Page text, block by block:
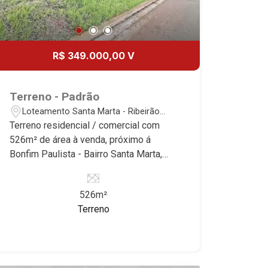
Aug/Wed
20
21
Aug/Fri
R$ 349.000,00 V
Terreno - Padrão
Loteamento Santa Marta - Ribeirão
Preto/SP
Terreno residencial / comercial com
526m² de área à venda, próximo á
Bonfim Paulista - Bairro Santa Marta,
características deste imóvel que a
Martinelli Imobiliária selecionou para
526m²
Terreno